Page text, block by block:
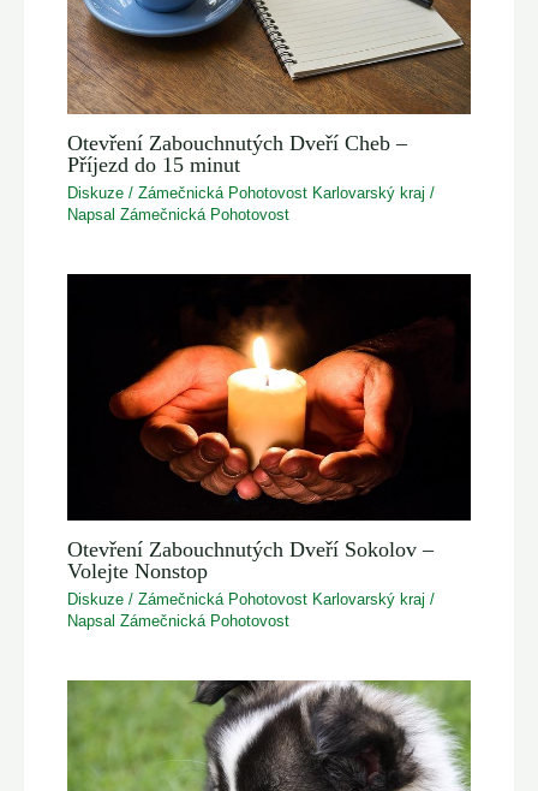
Otevření Zabouchnutých Dveří Cheb –
Příjezd do 15 minut
Diskuze /Zámečnická Pohotovost Karlovarský kraj /
NapsalZámečnická Pohotovost
Otevření Zabouchnutých Dveří Sokolov –
Volejte Nonstop
Diskuze /Zámečnická Pohotovost Karlovarský kraj /
NapsalZámečnická Pohotovost